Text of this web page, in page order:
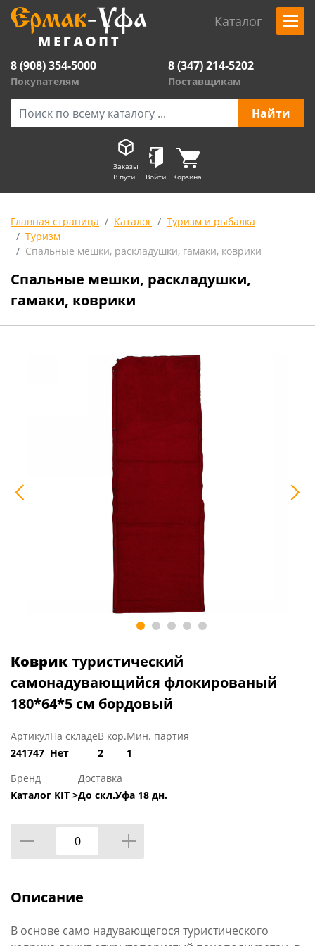
Каталог
8 (908) 354-5000
Покупателям
8 (347) 214-5202
Поставщикам
Заказы
В пути
Войти Корзина
Главная страница Каталог
Туризм и рыбалка
Туризм
Спальные мешки, раскладушки, гамаки, коврики
Спальные мешки, раскладушки,
гамаки, коврики
Ковриктуристический
самонадувающийся флокированый
180*64*5 см бордовый
Артикул
241747
На складе
Нет
В кор.
2
Мин. партия
1
Бренд
Каталог KIT >
Доставка
До скл.Уфа 18 дн.
Описание
В основе само надувающегося туристического